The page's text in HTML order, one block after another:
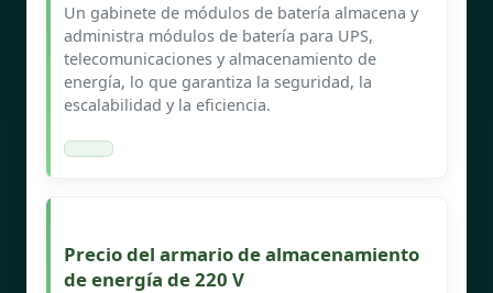
Un gabinete de módulos de batería almacena y
administra módulos de batería para UPS,
telecomunicaciones y almacenamiento de
energía, lo que garantiza la seguridad, la
escalabilidad y la eficiencia.
Precio del armario de almacenamiento
de energía de 220 V